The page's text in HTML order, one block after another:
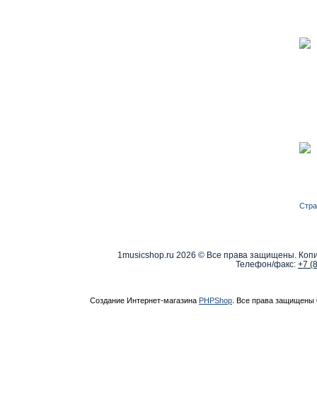
1musicshop.ru 2026 © Все права защищены.
Телефон/факс: +7
Создание Интернет-магазина PHPShop . Все права защищены